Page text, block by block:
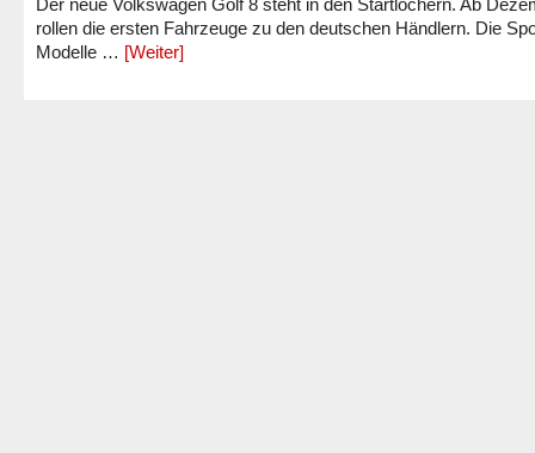
Der neue Volkswagen Golf 8 steht in den Startlöchern. Ab
rollen die ersten Fahrzeuge zu den deutschen Händlern. Die
Modelle … [Weiter]